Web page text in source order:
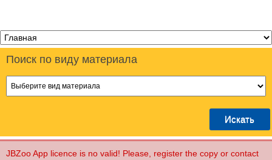
Поиск по виду материала
JBZoo App licence is no valid! Please, register the copy or contact